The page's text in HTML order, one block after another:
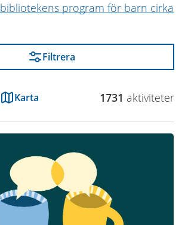
bibliotekens program för barn cirka
Filtrera
Karta 1731 aktiviteter